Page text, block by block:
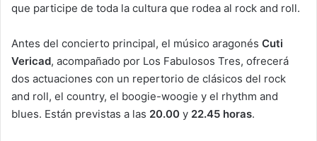
que participe de toda la cultura que rodea al rock and roll.
Antes del concierto principal, el músico aragonés Cuti
Vericad, acompañado por Los Fabulosos Tres, ofrecerá
dos actuaciones con un repertorio de clásicos del rock
and roll, el country, el boogie-woogie y el rhythm and
blues. Están previstas a las 20.00 y 22.45 horas.